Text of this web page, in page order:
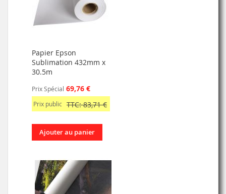
Papier Epson
Sublimation 432mm x
30.5m
Prix Spécial 69,76 €
Prix public TTC: 83,71 €
Ajouter au panier